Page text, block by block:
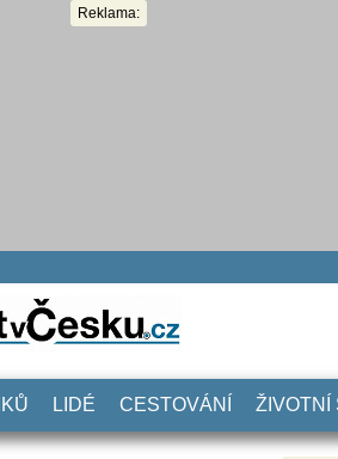
Reklama:
LIDÉ CESTOVÁNÍ ŽIVOTNÍ